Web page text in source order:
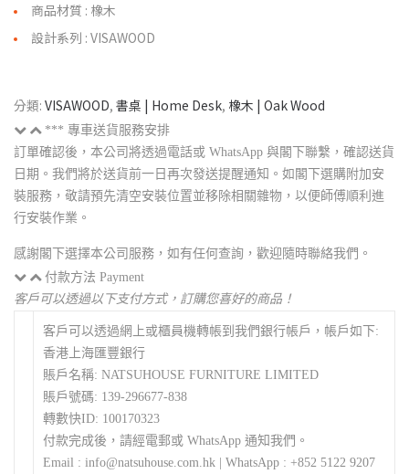
商品材質 : 橡木
設計系列 : VISAWOOD
分類: VISAWOOD, 書桌 | Home Desk, 橡木 | Oak Wood
*** 專車送貨服務安排
訂單確認後，本公司將透過電話或 WhatsApp 與閣下聯繫，確認送貨
日期。我們將於送貨前一日再次發送提醒通知。如閣下選購附加安
裝服務，敬請預先清空安裝位置並移除相關雜物，以便師傅順利進
行安裝作業。
感謝閣下選擇本公司服務，如有任何查詢，歡迎隨時聯絡我們。
付款方法 Payment
客戶可以透過以下支付方式，訂購您喜好的商品！
客戶可以透過網上或櫃員機轉帳到我們銀行帳戶，帳戶如下:
香港上海匯豐銀行
賬戶名稱: NATSUHOUSE FURNITURE LIMITED
賬戶號碼: 139-296677-838
轉數快ID: 100170323
付款完成後，請經電郵或 WhatsApp 通知我們。
Email : info@natsuhouse.com.hk | WhatsApp : +852 5122 9207